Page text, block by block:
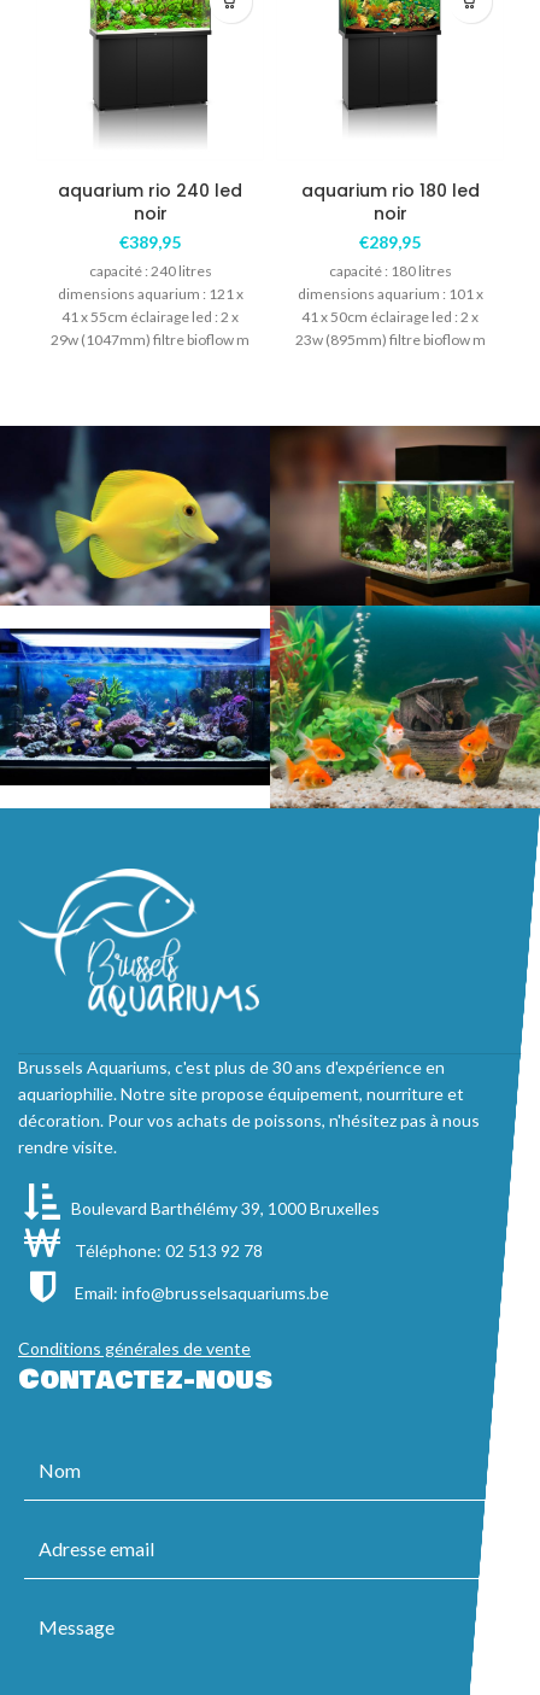
aquarium rio 240 led
noir
€389,95
capacité : 240 litres
dimensions aquarium : 121 x
41 x 55cm éclairage led : 2 x
29w (1047mm) filtre bioflow m
aquarium rio 180 led
noir
€289,95
capacité : 180 litres
dimensions aquarium : 101 x
41 x 50cm éclairage led : 2 x
23w (895mm) filtre bioflow m
Brussels Aquariums, c'est plus de 30 ans d'expérience en
aquariophilie. Notre site propose équipement, nourriture et
décoration. Pour vos achats de poissons, n'hésitez pas à nous
rendre visite.
Boulevard Barthélémy 39, 1000 Bruxelles
Téléphone: 02 513 92 78
Email: info@brusselsaquariums.be
Conditions générales de vente
Contactez-nous